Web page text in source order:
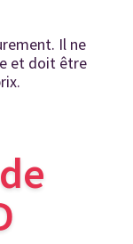
Il ne
et doit être